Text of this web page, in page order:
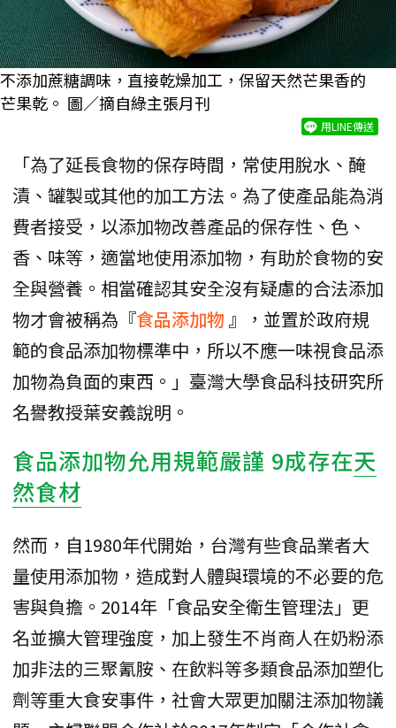
不添加蔗糖調味，直接乾燥加工，保留天然芒果香的
芒果乾。 圖／摘自綠主張月刊
用LINE傳送
「為了延長食物的保存時間，常使用脫水、醃
漬、罐製或其他的加工方法。為了使產品能為消
費者接受，以添加物改善產品的保存性、色、
香、味等，適當地使用添加物，有助於食物的安
全與營養。相當確認其安全沒有疑慮的合法添加
物才會被稱為『食品添加物 』，並置於政府規
範的食品添加物標準中，所以不應一味視食品添
加物為負面的東西。」臺灣大學食品科技研究所
名譽教授葉安義說明。
食品添加物允用規範嚴謹 9成存在天
然食材
然而，自1980年代開始，台灣有些食品業者大
量使用添加物，造成對人體與環境的不必要的危
害與負擔。2014年「食品安全衛生管理法」更
名並擴大管理強度，加上發生不肖商人在奶粉添
加非法的三聚氰胺、在飲料等多類食品添加塑化
劑等重大食安事件，社會大眾更加關注添加物議